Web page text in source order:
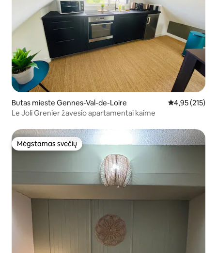
Butas mieste Gennes-Val-de-Loire Vidutinis
4,95 (215)
Le Joli Grenier žavesio apartamentai kaime
Mėgstamas svečių
Mėgstamas svečių